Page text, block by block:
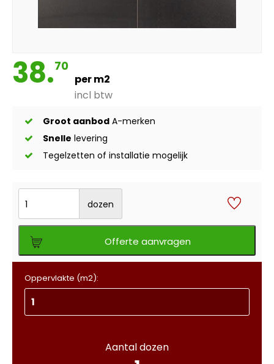
38.70
per m2
incl btw
Groot aanbod A-merken
Snelle levering
Tegelzetten of installatie mogelijk
dozen
Offerte aanvragen
Oppervlakte (m2):
Aantal dozen